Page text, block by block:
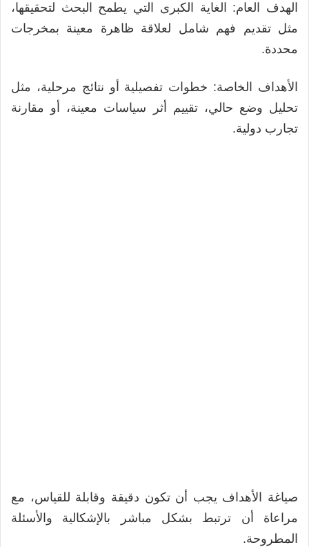
الهدف العام: الغاية الكبرى التي يطمح البحث لتحقيقها،
مثل تقديم فهم شامل لعلاقة ظاهرة معينة بمخرجات
محددة.
الأهداف الخاصة: خطوات تفصيلية أو نتائج مرحلية، مثل
تحليل وضع حالي، تقييم أثر سياسات معينة، أو مقارنة
تجارب دولية.
صياغة الأهداف يجب أن تكون دقيقة وقابلة للقياس، مع
مراعاة أن ترتبط بشكل مباشر بالإشكالية والأسئلة
المطروحة.